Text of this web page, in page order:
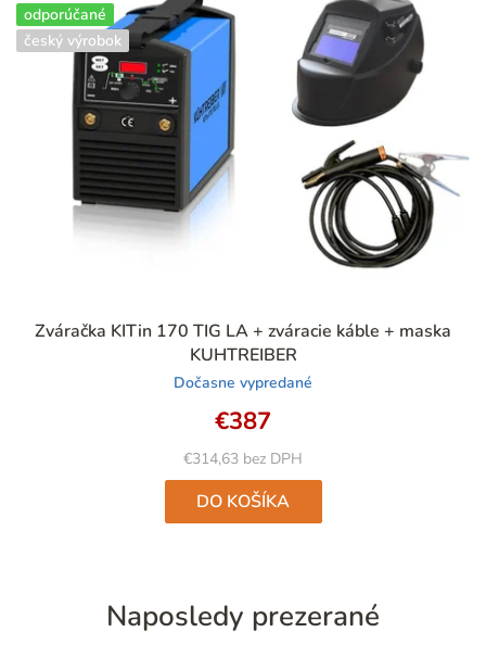
odporúčané
český výrobok
Zváračka KITin 170 TIG LA + zváracie káble + maska
KUHTREIBER
hodnotenie
produktu
je
5,0
z
5
hviezdičiek.
Dočasne vypredané
€314,63 bez DPH
€387
DO KOŠÍKA
Naposledy prezerané